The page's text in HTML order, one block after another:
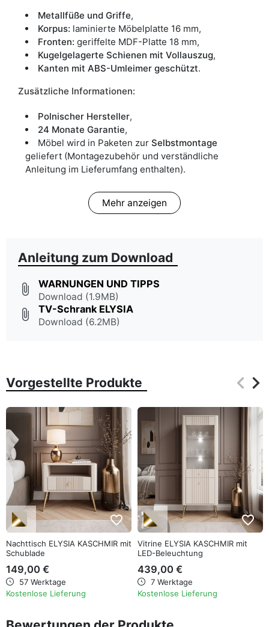
Metallfüße und Griffe,
Korpus: laminierte Möbelplatte 16 mm,
Fronten: geriffelte MDF-Platte 18 mm,
Kugelgelagerte Schienen mit Vollauszug,
Kanten mit ABS-Umleimer geschützt.
Zusätzliche Informationen:
Polnischer Hersteller,
24 Monate Garantie,
Möbel wird in Paketen zur Selbstmontage
geliefert (Montagezubehör und verständliche
Anleitung im Lieferumfang enthalten).
Mehr anzeigen
Anleitung zum Download
attach_file WARNUNGEN UND TIPPS
Download (1.9MB)
attach_file TV-Schrank ELYSIA
Download (6.2MB)
Vorgestellte Produkte keyboard_arrow_left
keyboard_arrow_right
favorite_border
Nachttisch ELYSIA KASCHMIR mit
Schublade
149,00 €
57 Werktage
Kostenlose Lieferung
favorite_border
Vitrine ELYSIA KASCHMIR mit
LED-Beleuchtung
439,00 €
7 Werktage
Kostenlose Lieferung